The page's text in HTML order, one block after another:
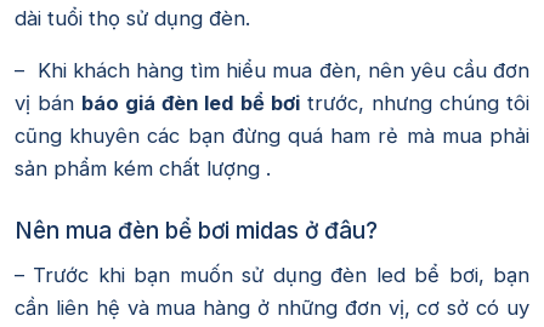
dài tuổi thọ sử dụng đèn.
– Khi khách hàng tìm hiểu mua đèn, nên yêu cầu đơn
vị bán báo giá đèn led bể bơitrước, nhưng chúng tôi
cũng khuyên các bạn đừng quá ham rẻ mà mua phải
sản phẩm kém chất lượng .
Nên mua đèn bể bơi midas ở đâu?
– Trước khi bạn muốn sử dụng đèn led bể bơi, bạn
cần liên hệ và mua hàng ở những đơn vị, cơ sở có uy